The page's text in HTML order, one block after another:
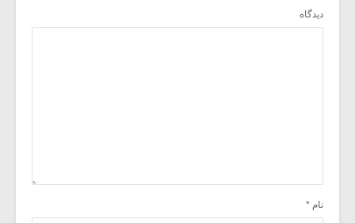
دیدگاه
نام *